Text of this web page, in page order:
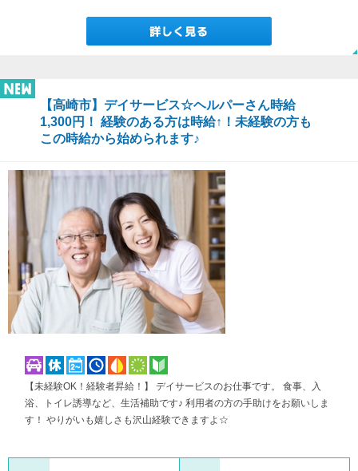
【高崎市】デイサービス☆ヘルパーさん時給
1,300円！ 経験のある方は時給↑！未経験の方も
この時給から始められます♪
【未経験OK！経験者昇給！】 デイサービスのお仕事です。 食事、入
浴、トイレ誘導など、生活補助です♪ 利用者の方の手助けをお願いしま
す！ やりがいも嬉しさも沢山経験できますよ☆